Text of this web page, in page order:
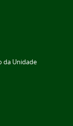
da Unidade